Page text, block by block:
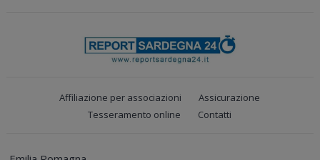
Affiliazione per associazioni
Assicurazione
Tesseramento online
Contatti